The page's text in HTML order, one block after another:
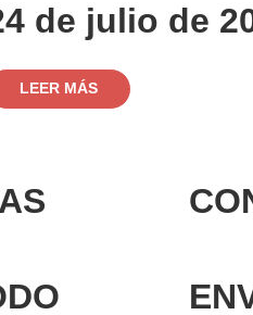
de julio de
LEER MÁS